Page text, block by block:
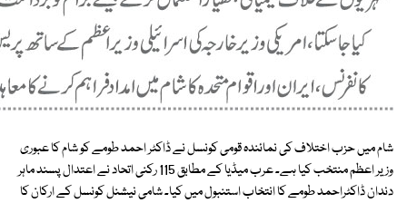
شام میں حزب اختلاف کی نمائندہ قومی کونسل نے ڈاکٹر احمد طومے کو شام کا عبوری
وزیر اعظم منتخب کیا ہے۔ عرب میڈیا کے مطابق 115 رکنی اتحاد نے اعتدال پسند ماہر
دندان ڈاکٹراحمد طومے کا انتخاب استنبول میں کیا۔ شامی نیشنل کونسل کے ارکان کا